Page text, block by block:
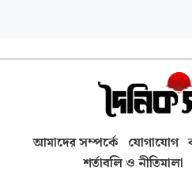
আমাদের সম্পর্কে যোগাযোগ
শর্তাবলি ও নীতিমালা